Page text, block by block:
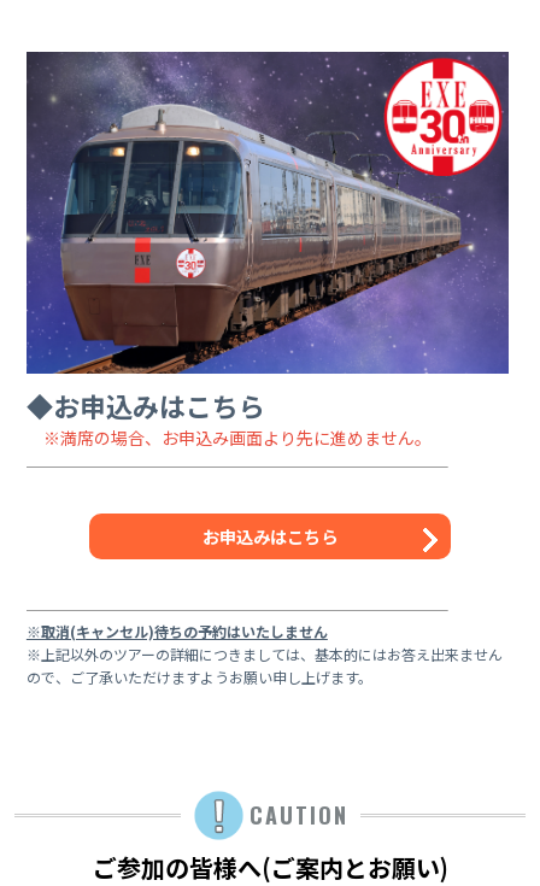
◆お申込みはこちら
※満席の場合、お申込み画面より先に進めません。
お申込みはこちら
※取消(キャンセル)待ちの予約はいたしません
※上記以外のツアーの詳細につきましては、基本的にはお答え出来ません
ので、ご了承いただけますようお願い申し上げます。
CAUTION
ご参加の皆様へ(ご案内とお願い)